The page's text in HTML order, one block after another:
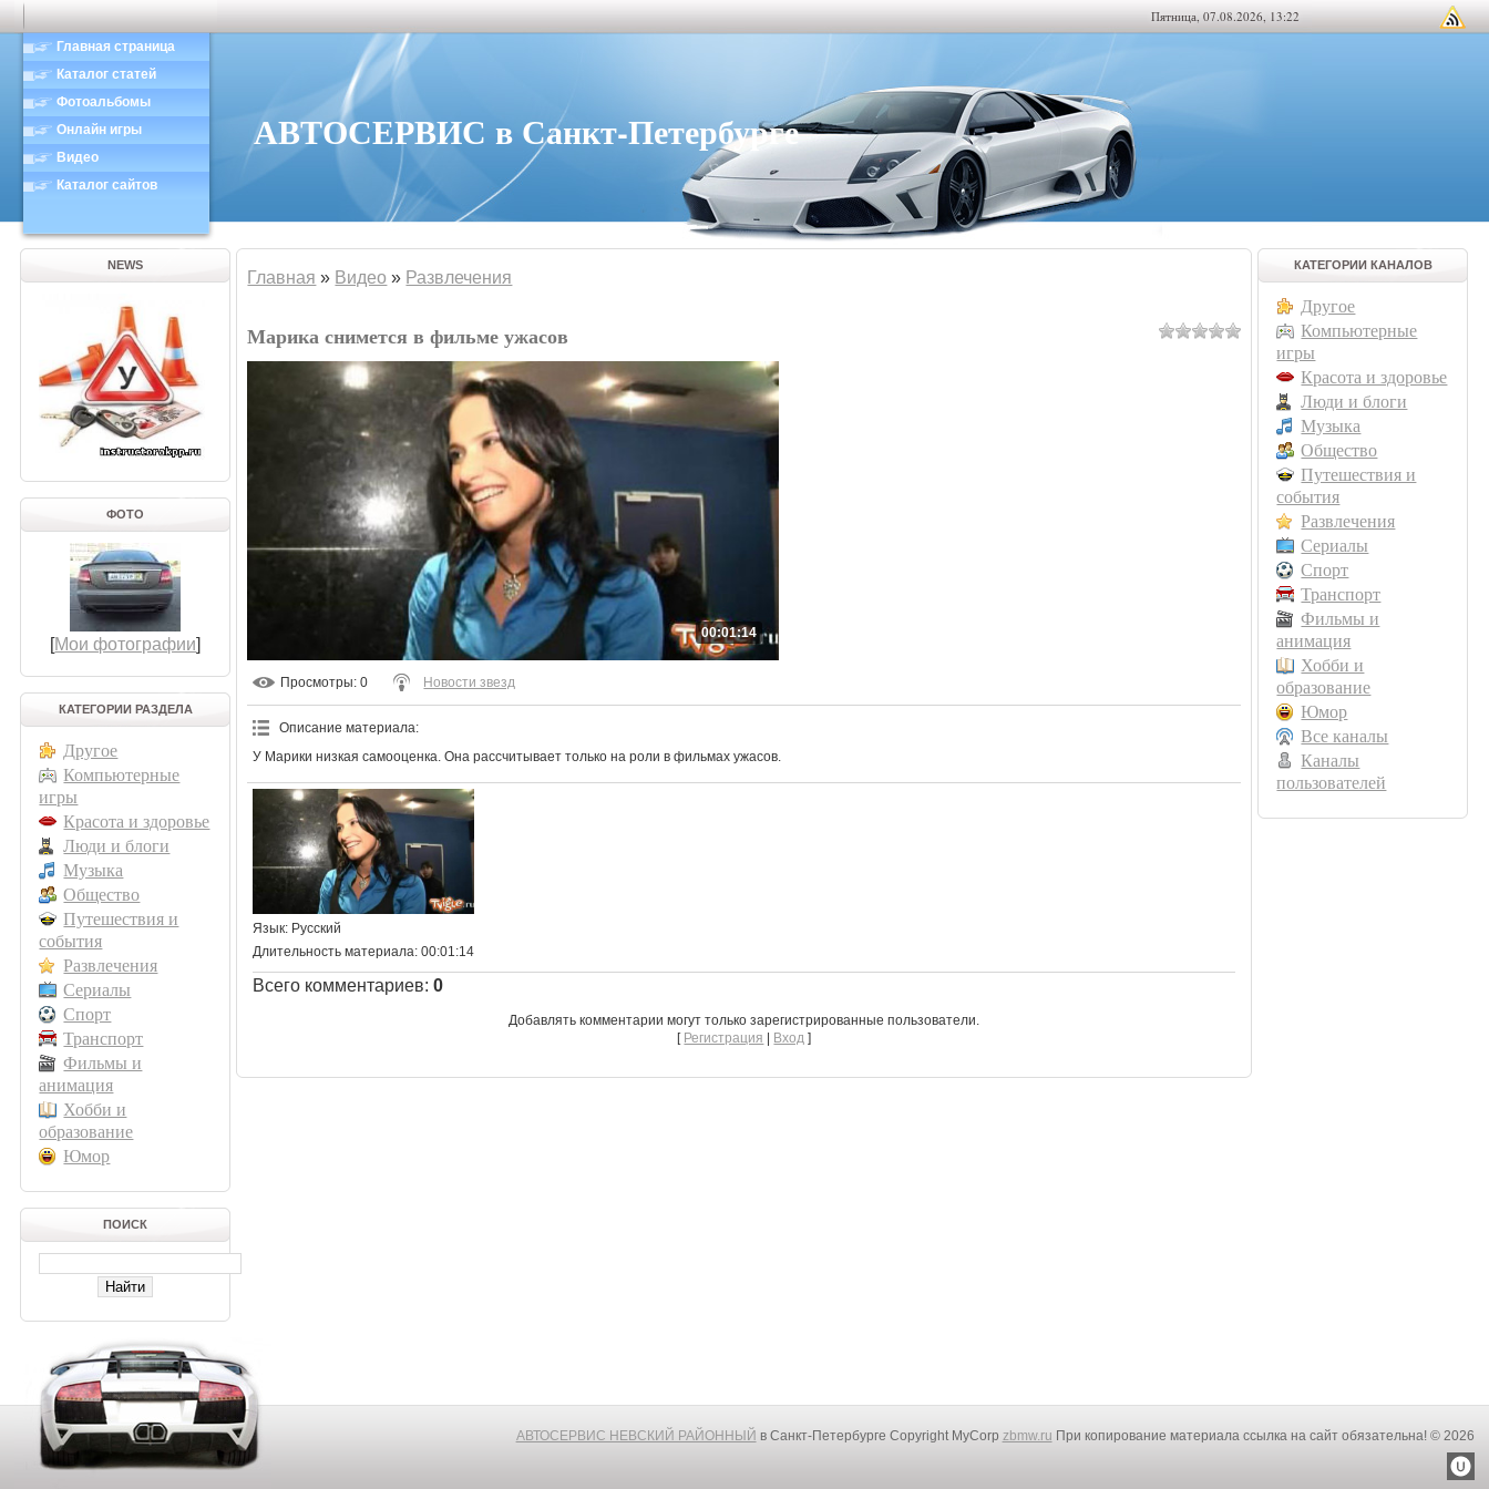
Пятница, 07.08.2026, 13:22
Главная страница
Каталог статей
Фотоальбомы
Онлайн игры
Видео
Каталог сайтов
АВТОСЕРВИС в Санкт-Петербурге
NEWS
ФОТО
[Мои фотографии]
КАТЕГОРИИ РАЗДЕЛА
Другое
Компьютерные
игры
Красота и здоровье
Люди и блоги
Музыка
Общество
Путешествия и
события
Развлечения
Сериалы
Спорт
Транспорт
Фильмы и
анимация
Хобби и
образование
Юмор
ПОИСК
Главная » Видео » Развлечения
Марика снимется в фильме ужасов
00:01:14
Просмотры: 0 Новости звезд
Описание материала:
У Марики низкая самооценка. Она рассчитывает только на роли в фильмах ужасов.
Язык: Русский
Длительность материала: 00:01:14
Всего комментариев:0
Добавлять комментарии могут только зарегистрированные пользователи.
[ Регистрация Вход ]
КАТЕГОРИИ КАНАЛОВ
Другое
Компьютерные
игры
Красота и здоровье
Люди и блоги
Музыка
Общество
Путешествия и
события
Развлечения
Сериалы
Спорт
Транспорт
Фильмы и
анимация
Хобби и
образование
Юмор
Все каналы
Каналы
пользователей
АВТОСЕРВИС НЕВСКИЙ РАЙОННЫЙ в Санкт-Петербурге Copyright MyCorp zbmw.ru При копирование материала ссылка на сайт обязательна! © 2026